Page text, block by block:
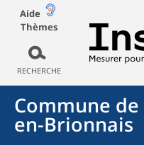
Aide
Thèmes
RECHERCHE
Commune de
en-Brionnais